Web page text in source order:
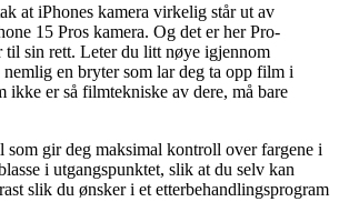
at iPhones kamera virkelig står ut av
15 Pros kamera. Og det er her Pro-
til sin rett. Leter du litt nøye igjennom
en bryter som lar deg ta opp film i
ikke er så filmtekniske av dere, må bare
gir deg maksimal kontroll over fargene i
i utgangspunktet, slik at du selv kan
slik du ønsker i et etterbehandlingsprogram